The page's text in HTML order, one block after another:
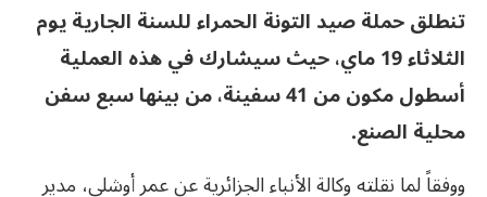
تنطلق حملة صيد التونة الحمراء للسنة الجارية يوم
الثلاثاء 19 ماي، حيث سيشارك في هذه العملية
أسطول مكون من 41 سفينة، من بينها سبع سفن
محلية الصنع.
ووفقاً لما نقلته وكالة الأنباء الجزائرية عن عمر أوشلي، مدير